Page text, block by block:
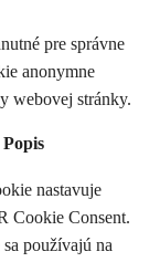
pre správne
anonymne
webovej stránky.
Popis
nastavuje
Cookie Consent.
používajú na